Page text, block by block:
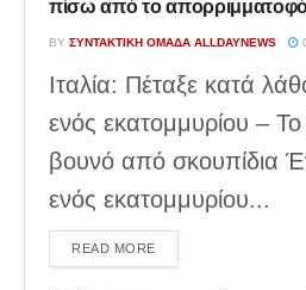
πίσω από το
BY ΣΥΝΤΑΚΤΙΚΉ ΟΜΆΔΑ ALLDAYNEWS
Ιταλία: Πέταξε κατά
ενός εκατομμυρίου –
βουνό από σκουπίδια
ενός εκατομμυρίου...
READ MOREDETAILS